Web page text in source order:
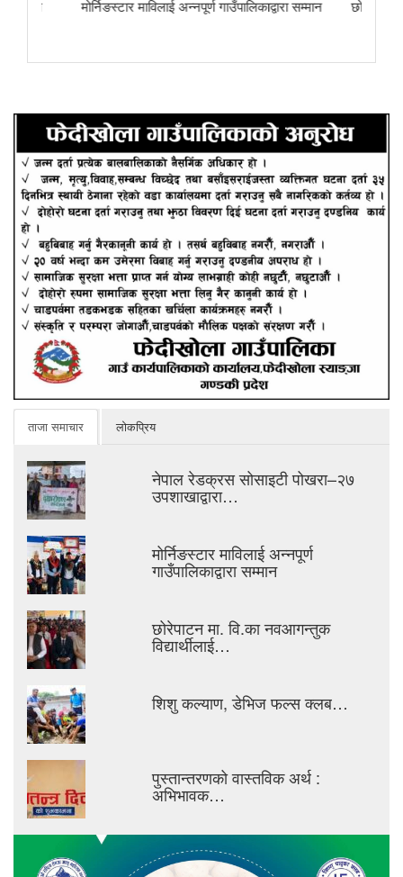
मोर्निङस्टार माविलाई अन्नपूर्ण गाउँपालिकाद्वारा सम्मान छोरेपाटन मा.
ताजा समाचार लोकप्रिय
नेपाल रेडक्रस सोसाइटी पोखरा–२७
उपशाखाद्वारा…
मोर्निङस्टार माविलाई अन्नपूर्ण
गाउँपालिकाद्वारा सम्मान
छोरेपाटन मा. वि.का नवआगन्तुक
विद्यार्थीलाई…
शिशु कल्याण, डेभिज फल्स क्लब…
पुस्तान्तरणको वास्तविक अर्थ :
अभिभावक…